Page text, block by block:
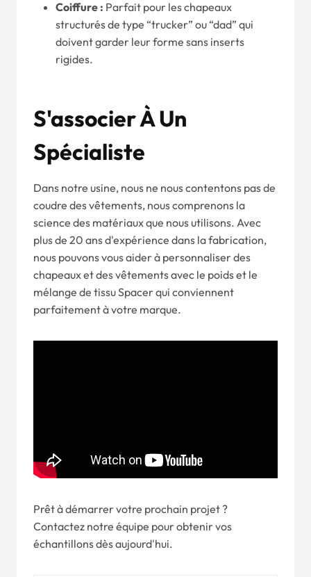
Coiffure : Parfait pour les chapeaux
structurés de type “trucker” ou “dad” qui
doivent garder leur forme sans inserts
rigides.
S'associer À Un
Spécialiste
Dans notre usine, nous ne nous contentons pas de
coudre des vêtements, nous comprenons la
science des matériaux que nous utilisons. Avec
plus de 20 ans d'expérience dans la fabrication,
nous pouvons vous aider à personnaliser des
chapeaux et des vêtements avec le poids et le
mélange de tissu Spacer qui conviennent
parfaitement à votre marque.
Prêt à démarrer votre prochain projet ?
Contactez notre équipe pour obtenir vos
échantillons dès aujourd'hui.